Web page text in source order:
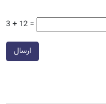
3 + 12 =
ارسال